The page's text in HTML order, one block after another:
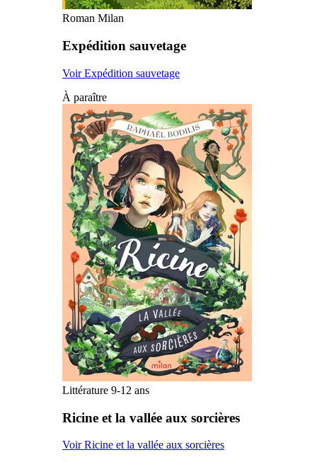
Roman Milan
Expédition sauvetage
Voir Expédition sauvetage
À paraître
Littérature 9-12 ans
Ricine et la vallée aux sorcières
Voir Ricine et la vallée aux sorcières